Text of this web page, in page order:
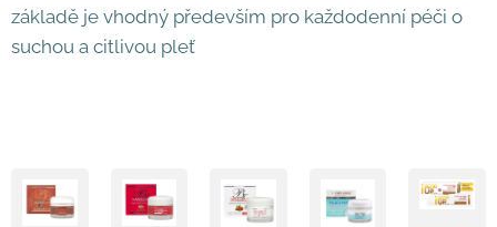
základě je vhodný především pro každodenní péči o
suchou a citlivou pleť